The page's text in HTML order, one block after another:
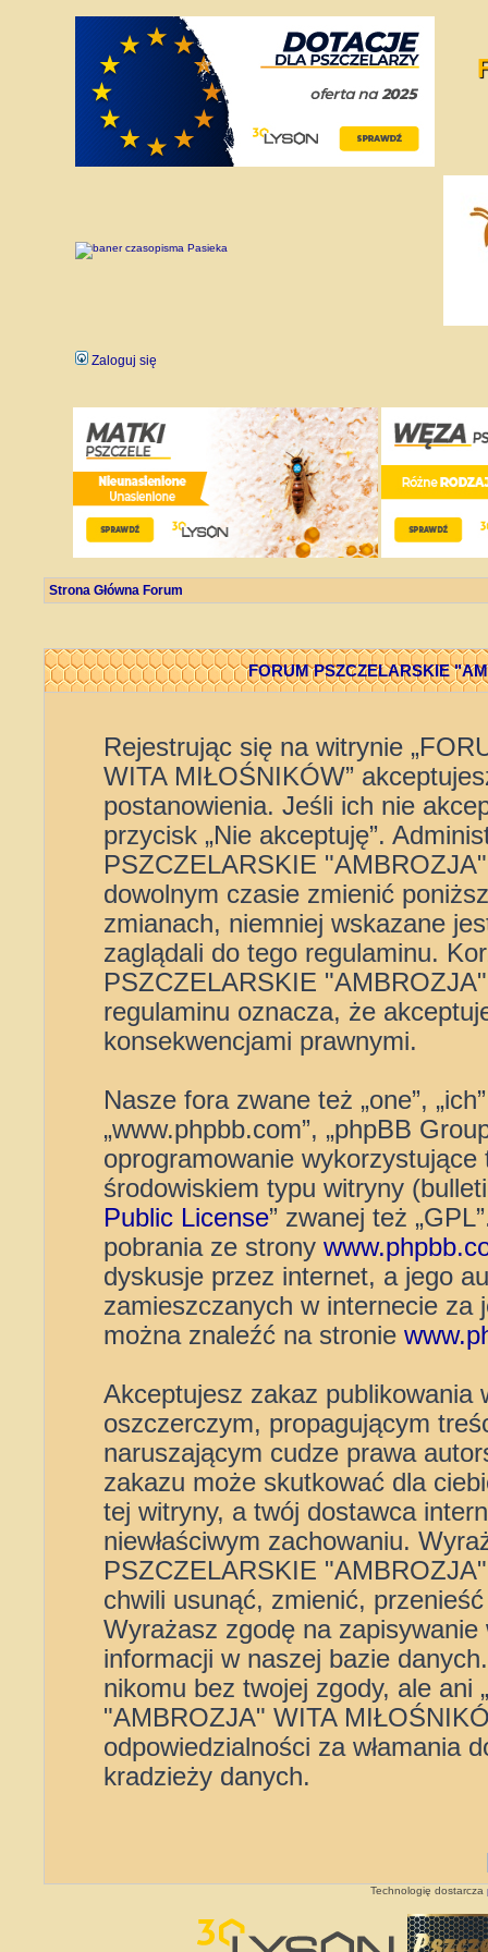
Zaloguj się
Strona Główna Forum
FORUM PSZCZELARSKIE
Rejestrując się na witrynie
WITA MIŁOŚNIKÓW”
postanowienia. Jeśli ich nie
przycisk „Nie akceptuję”.
PSZCZELARSKIE
dowolnym czasie zmienić
zmianach, niemniej wskazane
zaglądali do tego regulaminu.
PSZCZELARSKIE
regulaminu oznacza, że
konsekwencjami prawnymi.
Nasze fora zwane też „one”,
„www.phpbb.com”, „phpBB
oprogramowanie
środowiskiem typu witryny
Public License” zwanej też
pobrania ze strony
dyskusje przez internet, a jego
zamieszczanych w internecie za
można znaleźć na stronie
Akceptujesz zakaz publikowania
oszczerczym, propagującym
naruszającym cudze prawa
zakazu może skutkować dla
tej witryny, a twój dostawca
niewłaściwym zachowaniu.
PSZCZELARSKIE
chwili usunąć, zmienić,
Wyrażasz zgodę na
informacji w naszej bazie
nikomu bez twojej zgody, ale ani
"AMBROZJA" WITA
odpowiedzialności za włamania
kradzieży danych.
Technologię dostarcza